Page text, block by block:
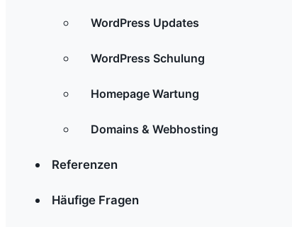
WordPress Updates
WordPress Schulung
Homepage Wartung
Domains & Webhosting
Referenzen
Häufige Fragen